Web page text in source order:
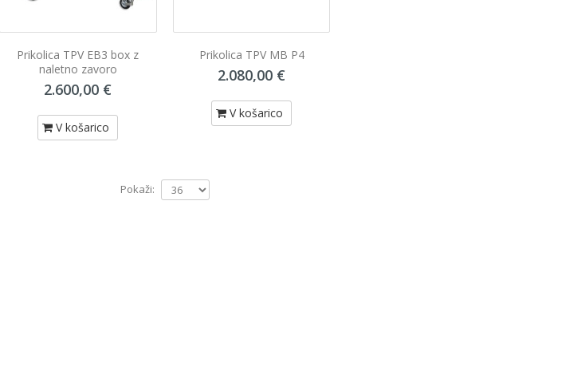
Prikolica TPV EB3 box z
naletno zavoro
2.600,00 €
V košarico
Prikolica TPV MB P4
2.080,00 €
V košarico
Pokaži:
AREXONS Dišeči gel Free